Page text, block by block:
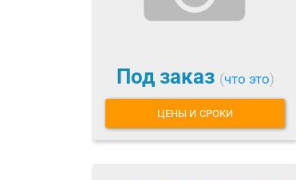
Под заказ (что это)
ЦЕНЫ И СРОКИ